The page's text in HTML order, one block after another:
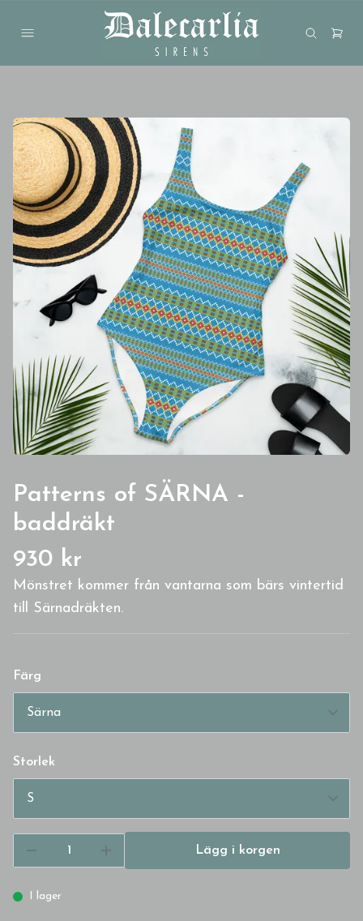
Patterns of SÄRNA -
baddräkt
930 kr
Mönstret kommer från vantarna som bärs vintertid
till Särnadräkten.
Färg
Storlek
Lägg i korgen
I lager